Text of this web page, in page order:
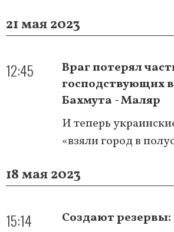
21 мая 2023
12:45
Враг потерял
господствующих
Бахмута - Маляр
И теперь
«взяли город в
18 мая 2023
15:14
Создают резервы: